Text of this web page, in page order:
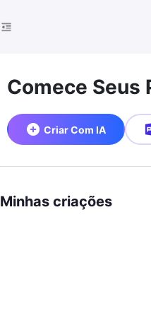
Comece Seus
Criar Com IA
Minhas criações